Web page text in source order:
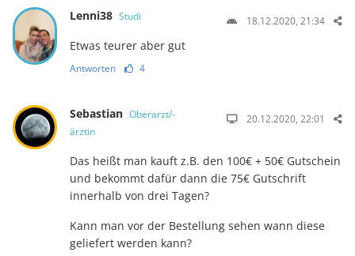
Lenni38 Studi 18.12.2020, 21:34
Etwas teurer aber gut
Antworten 4
Sebastian Oberarzt/-
ärztin
20.12.2020, 22:01
Das heißt man kauft z.B. den 100€ + 50€ Gutschein
und bekommt dafür dann die 75€ Gutschrift
innerhalb von drei Tagen?
Kann man vor der Bestellung sehen wann diese
geliefert werden kann?